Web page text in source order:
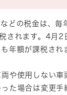
どの税金は、毎
されます。4月2
年額が課税され
や使用しない車
た場合は変更